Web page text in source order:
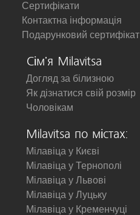
Сертифікати
Контактна інформація
Подарунковий сертифікат
Сім'я Milavitsa
Догляд за білизною
Як дізнатися свій розмір
Чоловікам
Milavitsa по містах:
Мілавіца у Києві
Мілавіца у Тернополі
Мілавіца у Львові
Мілавіца у Луцьку
Мілавіца у Кременчуці